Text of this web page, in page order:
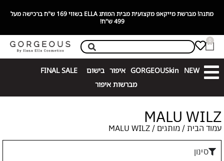
מתנה! מברשת מייקאפ מקצועית מבית המותג ELLA בשווי 169 ש"ח ברכישה מעל
0
NEW
GORGEOUSkin איפור בישום
FINAL SALE
מברשות איפור
MALU WILZ
עמוד הבית / מותגים / MALU WILZ
סינון